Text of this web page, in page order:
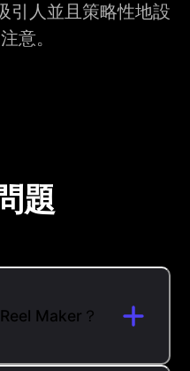
引人並且策略性地設
意。
題
Maker？